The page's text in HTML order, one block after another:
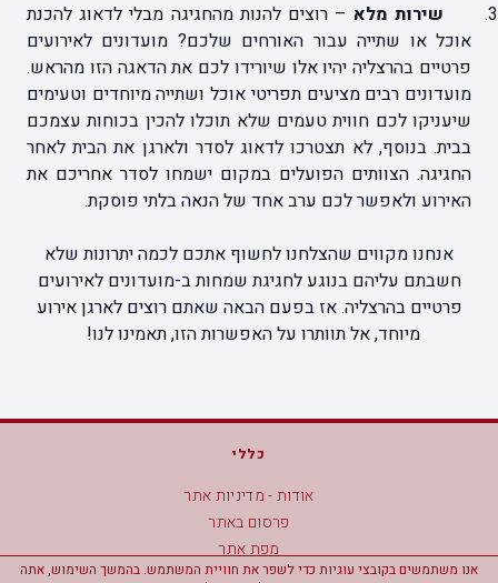
3.
שירות מלא – רוצים להנות מהחגיגה מבלי לדאוג להכנת
אוכל או שתייה עבור האורחים שלכם? מועדונים לאירועים
פרטיים בהרצליה יהיו אלו שיורידו לכם את הדאגה הזו מהראש.
מועדונים רבים מציעים תפריטי אוכל ושתייה מיוחדים וטעימים
שיעניקו לכם חווית טעמים שלא תוכלו להכין בכוחות עצמכם
בבית. בנוסף, לא תצטרכו לדאוג לסדר ולארגן את הבית לאחר
החגיגה. הצוותים הפועלים במקום ישמחו לסדר אחריכם את
האירוע ולאפשר לכם ערב אחד של הנאה בלתי פוסקת.
אנחנו מקווים שהצלחנו לחשוף אתכם לכמה יתרונות שלא
חשבתם עליהם בנוגע לחגיגת שמחות ב-מועדונים לאירועים
פרטיים בהרצליה. אז בפעם הבאה שאתם רוצים לארגן אירוע
מיוחד, אל תוותרו על האפשרות הזו, תאמינו לנו!
אנו משתמשים בקובצי עוגיות כדי לשפר את חוויית המשתמש. בהמשך השימוש, אתה
כללי
אודות - מדיניות אתר
פרסום באתר
מפת אתר
הצהרת נגישות